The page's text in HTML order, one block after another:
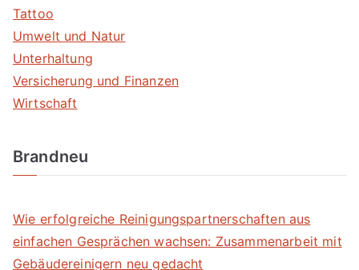
Tattoo
Umwelt und Natur
Unterhaltung
Versicherung und Finanzen
Wirtschaft
Brandneu
Wie erfolgreiche Reinigungspartnerschaften aus
einfachen Gesprächen wachsen: Zusammenarbeit mit
Gebäudereinigern neu gedacht